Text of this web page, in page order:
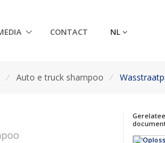
CONTACT NL
/ Auto e truck shampoo /